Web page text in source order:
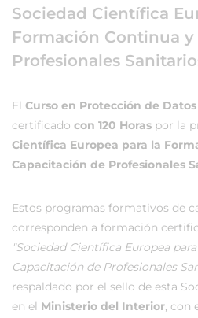
Sociedad Científica
Formación Continua
Profesionales
El Curso en Protección de
certificado con 120 Horas por la
Científica Europea para la
Capacitación de Profesionales
Estos programas formativos de
corresponden a formación
"Sociedad Científica Europea
Capacitación de Profesionales
respaldado por el sello de esta
en el Ministerio del Interior, con